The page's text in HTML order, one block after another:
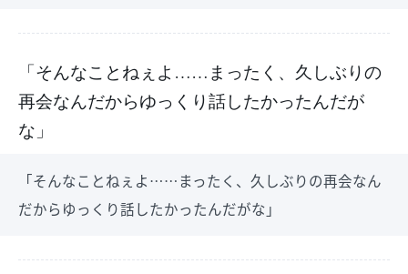
「そんなことねぇよ……まったく、久しぶりの
再会なんだからゆっくり話したかったんだが
な」
「そんなことねぇよ……まったく、久しぶりの再会なん
だからゆっくり話したかったんだがな」